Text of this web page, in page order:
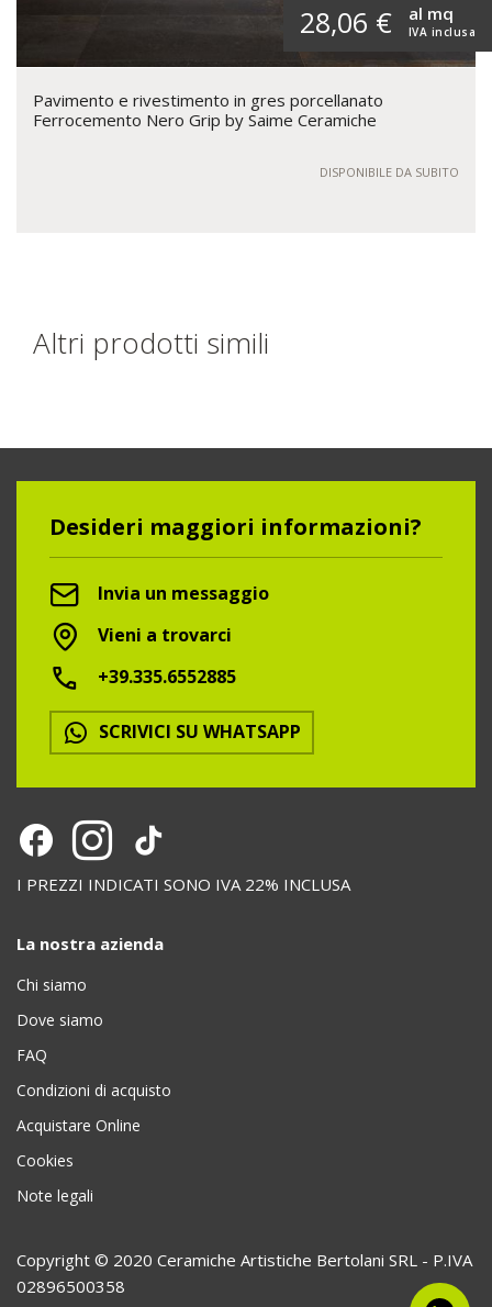
28,06 € IVA inclusa
al mq
Pavimento e rivestimento in gres porcellanato
Ferrocemento Nero Grip by Saime Ceramiche
DISPONIBILE DA SUBITO
Altri prodotti simili
Desideri maggiori informazioni?
Invia un messaggio
Vieni a trovarci
+39.335.6552885
SCRIVICI SU WHATSAPP
I PREZZI INDICATI SONO IVA 22% INCLUSA
La nostra azienda
Chi siamo
Dove siamo
FAQ
Condizioni di acquisto
Acquistare Online
Cookies
Note legali
Copyright © 2020 Ceramiche Artistiche Bertolani SRL - P.IVA
02896500358